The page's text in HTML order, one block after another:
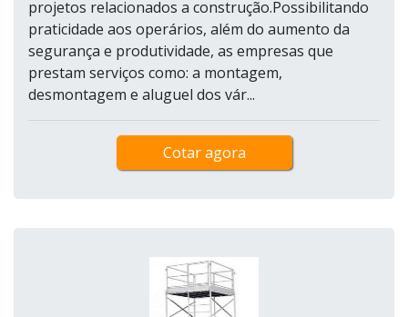
projetos relacionados a construção.Possibilitando
praticidade aos operários, além do aumento da
segurança e produtividade, as empresas que
prestam serviços como: a montagem,
desmontagem e aluguel dos vár...
Cotar agora